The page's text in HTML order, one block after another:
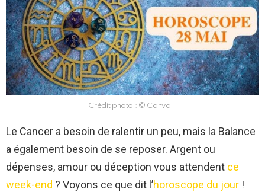
Crédit photo : © Canva
Le Cancer a besoin de ralentir un peu, mais la Balance
a également besoin de se reposer. Argent ou
dépenses, amour ou déception vous attendent ce
week-end ? Voyons ce que dit l’horoscope du jour !